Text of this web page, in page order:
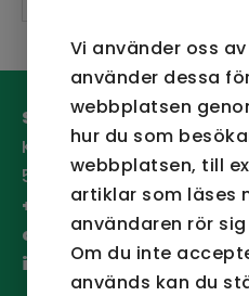
Vi använder oss
använder dessa
webbplatsen
hur du som
webbplatsen, till
artiklar som läses
användaren rör
Om du inte
används kan du
San Sac AB
Köpetorpsgatan 12
582 78 Linköping
+46 (0)13-13 04 20
order@sansac.se
info@sansac.se